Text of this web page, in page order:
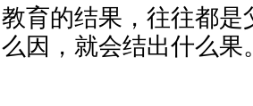
教育的结果，往往都
么因，就会结出什么果。